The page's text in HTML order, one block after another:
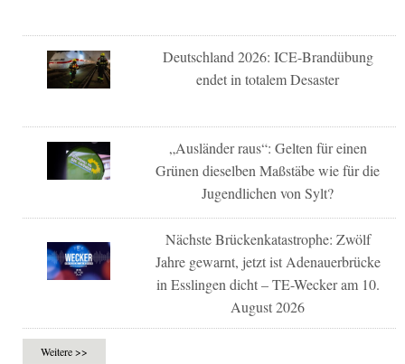
Deutschland 2026: ICE-Brandübung
endet in totalem Desaster
„Ausländer raus“: Gelten für einen
Grünen dieselben Maßstäbe wie für die
Jugendlichen von Sylt?
Nächste Brückenkatastrophe: Zwölf
Jahre gewarnt, jetzt ist Adenauerbrücke
in Esslingen dicht – TE-Wecker am 10.
August 2026
Weitere >>